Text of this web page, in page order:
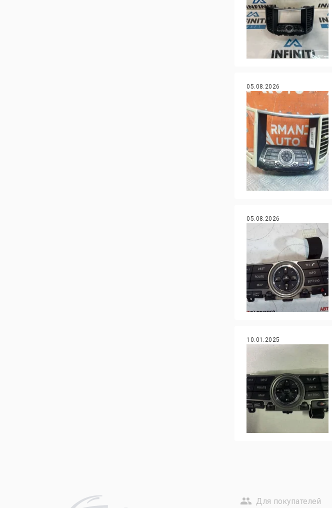
05.08.2026
05.08.2026
10.01.2025
Для покупателей